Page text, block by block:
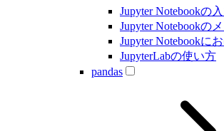
Jupyter Notebookの
Jupyter Notebookの
Jupyter Notebookに
JupyterLabの使い方
pandas